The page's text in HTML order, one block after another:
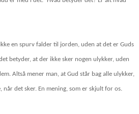
en spurv falder til jorden, uden at det er Guds
betyder, at der ikke sker nogen ulykker, uden
Altså mener man, at Gud står bag alle ulykker,
når det sker. En mening, som er skjult for os.